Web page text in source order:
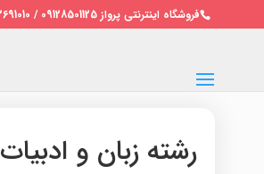
فروشگاه اینترنتی پرواز 09128501125 / 02122691010
رشته زبان و ادبیات